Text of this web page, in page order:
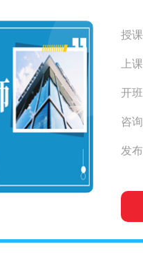
授
上
开
咨
发